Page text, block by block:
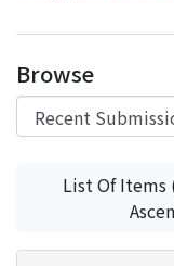
Browse
List Of Items